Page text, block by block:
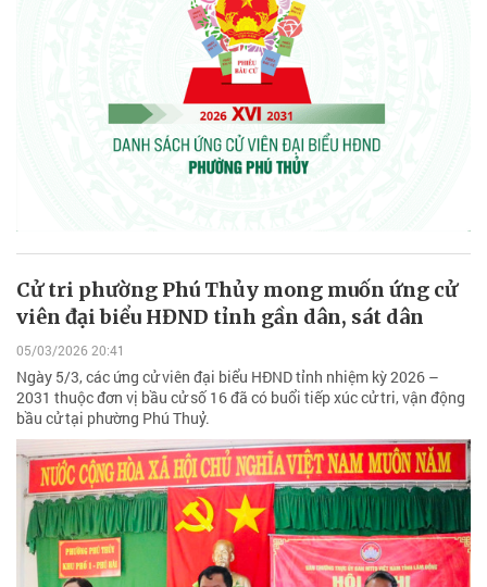
Cử tri phường Phú Thủy mong muốn ứng cử
viên đại biểu HĐND tỉnh gần dân, sát dân
05/03/2026 20:41
Ngày 5/3, các ứng cử viên đại biểu HĐND tỉnh nhiệm kỳ 2026 –
2031 thuộc đơn vị bầu cử số 16 đã có buổi tiếp xúc cử tri, vận động
bầu cử tại phường Phú Thuỷ.